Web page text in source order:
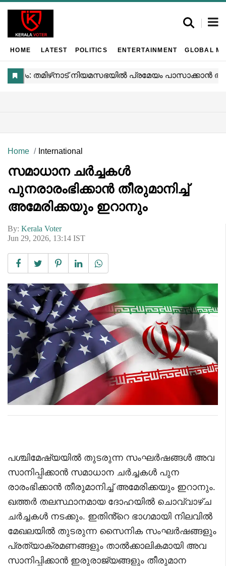
HOME LATEST POLITICS ENTERTAINMENT GLOBAL
Home International
സമാധാന ചർച്ചകൾ
പുനരാരംഭിക്കാൻ തീരുമാനിച്ച്
അമേരിക്കയും ഇറാനും
By: Kerala Voter
Jun 29, 2026, 13:14 IST
പശ്ചിമേഷ്യയിൽ തുടരുന്ന സംഘർഷങ്ങൾ അവ
സാനിപ്പിക്കാൻ സമാധാന ചർച്ചകൾ പുന
രാരംഭിക്കാൻ തീരുമാനിച്ച് അമേരിക്കയും ഇറാനും.
ഖത്തർ തലസ്ഥാനമായ ദോഹയിൽ ചൊവ്വാഴ്ച
ചർച്ചകൾ നടക്കും. ഇതിൻ്റെ ഭാഗമായി നിലവിൽ
മേഖലയിൽ തുടരുന്ന സൈനിക സംഘർഷങ്ങളും
പ്രത്യാക്രമണങ്ങളും താൽക്കാലികമായി അവ
സാനിപ്പിക്കാൻ ഇരുരാജ്യങ്ങളും തീരുമാന